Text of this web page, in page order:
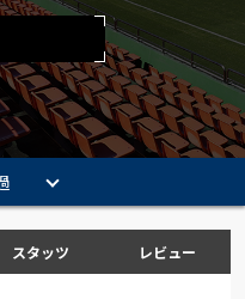
スタッツ レビュー